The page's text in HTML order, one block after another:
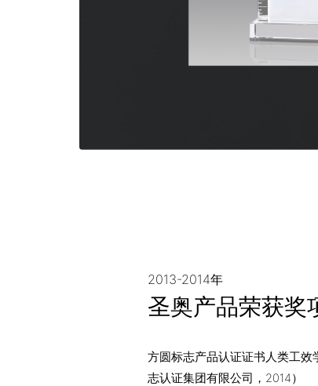
2013-2014年
圣奥产品荣获奖
方圆标志产品认证证书人类工
志认证集团有限公司，2014）